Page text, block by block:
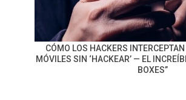
CÓMO LOS HACKERS
MÓVILES SIN ‘HACKEAR’ — EL
BOXES”